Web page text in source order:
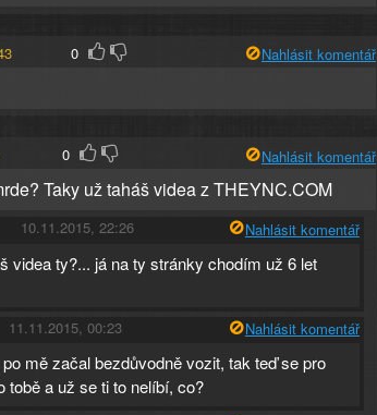
0 Nahlásit komentář
0 Nahlásit komentář
Taky už taháš videa z THEYNC.COM
10.11.2015, 22:26 Nahlásit komentář
videa ty?... já na ty stránky chodím už 6 let
11.11.2015, 00:23 Nahlásit komentář
mě začal bezdůvodně vozit, tak teď se pro
tobě a už se ti to nelíbí, co?